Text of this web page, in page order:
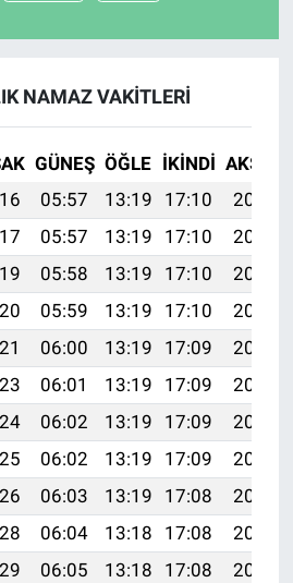
NAMAZ VAKITLERI
GÜNEŞ ÖĞLE İKINDI AKŞAM
05:57 13:19 17:10
20:31
05:57 13:19 17:10
20:30
05:58 13:19 17:10
20:29
05:59 13:19 17:10
20:28
06:00 13:19 17:09
20:28
06:01 13:19 17:09
20:27
06:02 13:19 17:09
20:26
06:02 13:19 17:09
20:25
06:03 13:19 17:08
20:24
06:04 13:18 17:08
20:23
06:05 13:18 17:08
20:22